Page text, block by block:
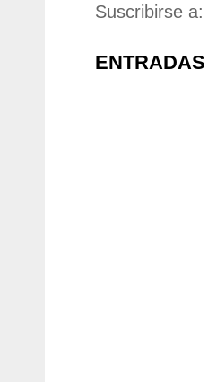
Suscribirse a: